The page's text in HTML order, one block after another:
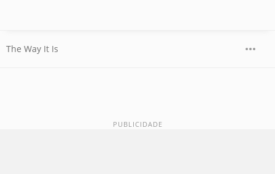
The Way It Is